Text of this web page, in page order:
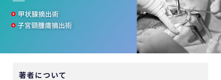
著者について